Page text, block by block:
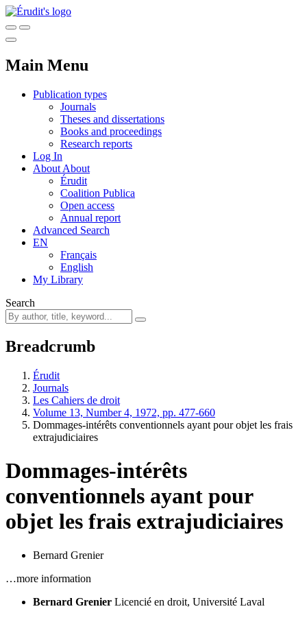
Main Menu
Publication types
Journals
Theses and dissertations
Books and proceedings
Research reports
Log In
About About
Érudit
Coalition Publica
Open access
Annual report
Advanced Search
EN
Français
English
My Library
Search
Breadcrumb
Érudit
Journals
Les Cahiers de droit
Volume 13, Number 4, 1972, pp. 477-660
Dommages-intérêts conventionnels ayant pour objet les frais
extrajudiciaires
Dommages-intérêts
conventionnels ayant pour
objet les frais extrajudiciaires
Bernard Grenier
…more information
Bernard Grenier Licencié en droit, Université Laval